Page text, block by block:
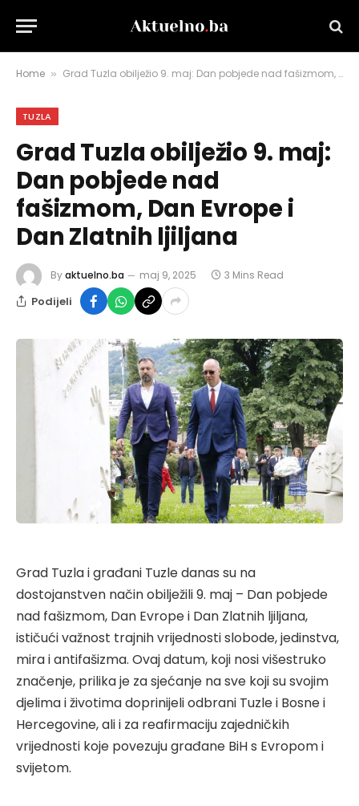
Home » Grad Tuzla obilježio 9. maj: Dan pobjede nad fašizmom, Dan Evrope i Dan Zlatnih ljiljana
TUZLA
Grad Tuzla obilježio 9. maj:
Dan pobjede nad
fašizmom, Dan Evrope i
Dan Zlatnih ljiljana
Byaktuelno.ba maj 9, 2025 3 Mins Read
Podijeli
Grad Tuzla i građani Tuzle danas su na
dostojanstven način obilježili 9. maj – Dan pobjede
nad fašizmom, Dan Evrope i Dan Zlatnih ljiljana,
ističući važnost trajnih vrijednosti slobode, jedinstva,
mira i antifašizma. Ovaj datum, koji nosi višestruko
značenje, prilika je za sjećanje na sve koji su svojim
djelima i životima doprinijeli odbrani Tuzle i Bosne i
Hercegovine, ali i za reafirmaciju zajedničkih
vrijednosti koje povezuju građane BiH s Evropom i
svijetom.